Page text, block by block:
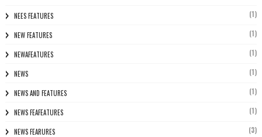
NEES FEATURES (1)
NEW FEATURES (1)
NEWAFEATURES (1)
NEWS (1)
NEWS AND FEATURES (1)
NEWS FEAFEATURES (1)
NEWS FEARURES (3)